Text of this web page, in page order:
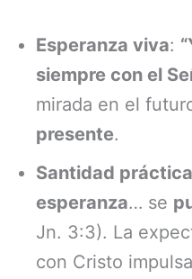
Esperanza viva:
siempre con el
mirada en el
presente.
Santidad práctica
esperanza… se
Jn. 3:3). La
con Cristo